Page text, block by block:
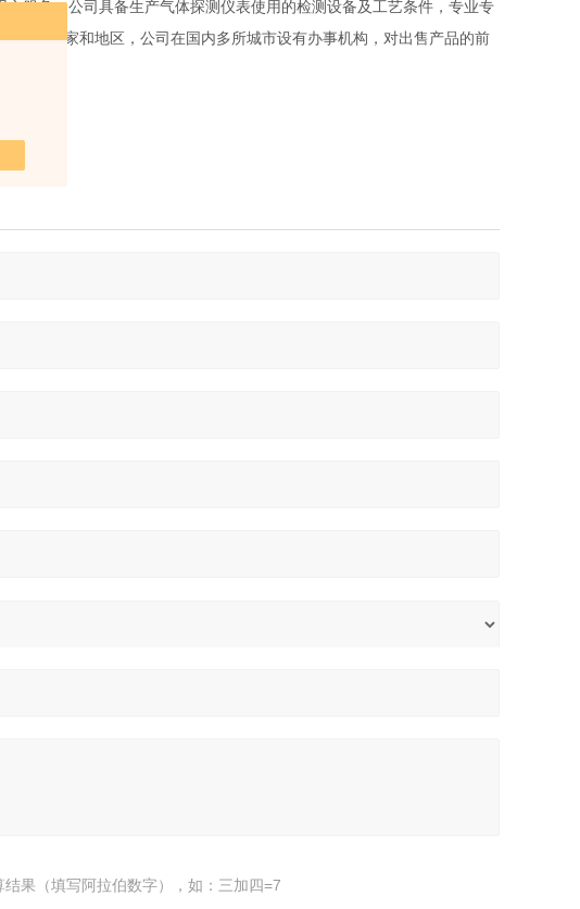
务。公司具备生产气体探测仪表使用的检测设备及工艺条件，专业专
13个国家和地区，公司在国内多所城市设有办事机构，对出售产品的前
结果（填写阿拉伯数字），如：三加四=7